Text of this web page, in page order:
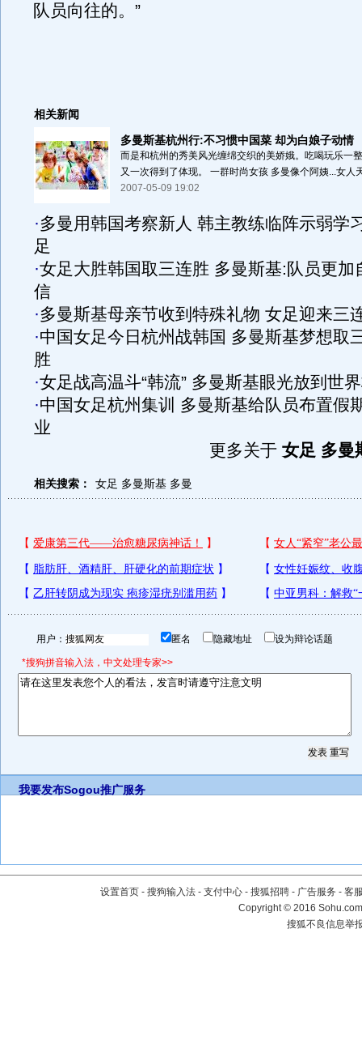
队员向往的。”
相关新闻
多曼斯基杭州行:不习惯中国菜 却为白娘子动情
而是和杭州的秀美风光缠绵交织的美娇娥。吃喝玩乐一
又一次得到了体现。 一群时尚女孩 多曼像个阿姨...女人
2007-05-09 19:02
·多曼用韩国考察新人 韩主教练临阵示弱学
足
·女足大胜韩国取三连胜 多曼斯基:队员更加
信
·多曼斯基母亲节收到特殊礼物 女足迎来三
·中国女足今日杭州战韩国 多曼斯基梦想取
胜
·女足战高温斗“韩流” 多曼斯基眼光放到世
·中国女足杭州集训 多曼斯基给队员布置假
业
更多关于 女足 多曼
相关搜索： 女足 多曼斯基 多曼
用户： 匿名 隐藏地址 设为辩论话题
*搜狗拼音输入法，中文处理专家>>
我要发布Sogou推广服务
设置首页 - 搜狗输入法 - 支付中心 - 搜狐招聘 - 广告服务 - 客
Copyright©2016
搜狐不良信息举